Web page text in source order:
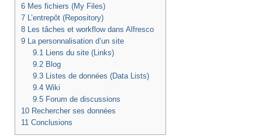
6 Mes fichiers (My Files)
7 L’entrepôt (Repository)
8 Les tâches et workflow dans Alfresco
9 La personnalisation d’un site
9.1Liens du site (Links)
9.2Blog
9.3Listes de données (Data Lists)
9.4Wiki
9.5Forum de discussions
10 Rechercher ses données
11 Conclusions